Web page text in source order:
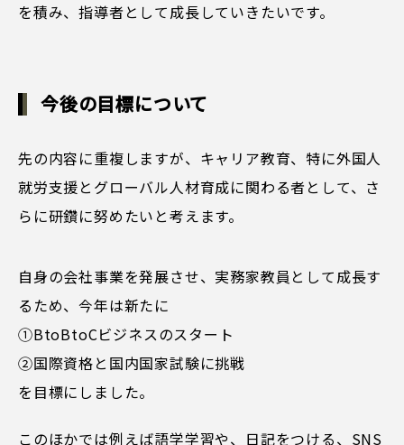
を積み、指導者として成長していきたいです。
今後の目標について
先の内容に重複しますが、キャリア教育、特に外国人
就労支援とグローバル人材育成に関わる者として、さ
らに研鑽に努めたいと考えます。
自身の会社事業を発展させ、実務家教員として成長す
るため、今年は新たに
①BtoBtoCビジネスのスタート
②国際資格と国内国家試験に挑戦
を目標にしました。
このほかでは例えば語学学習や、日記をつける、SNS